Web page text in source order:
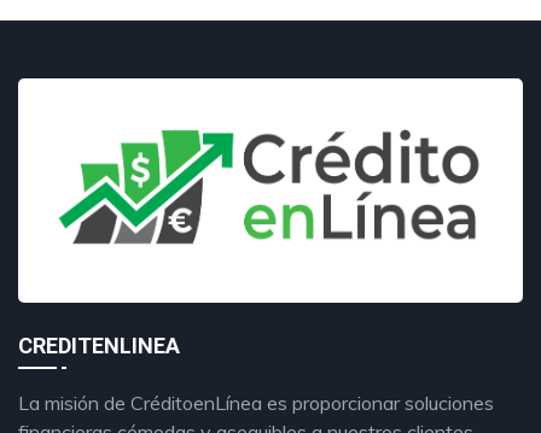
CREDITENLINEA
La misión de CréditoenLínea es proporcionar soluciones